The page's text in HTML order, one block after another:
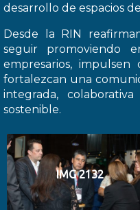
desarrollo de espacios
Desde la RIN
seguir promoviendo
empresarios,
fortalezcan una
integrada,
sostenible.
IMG 2132